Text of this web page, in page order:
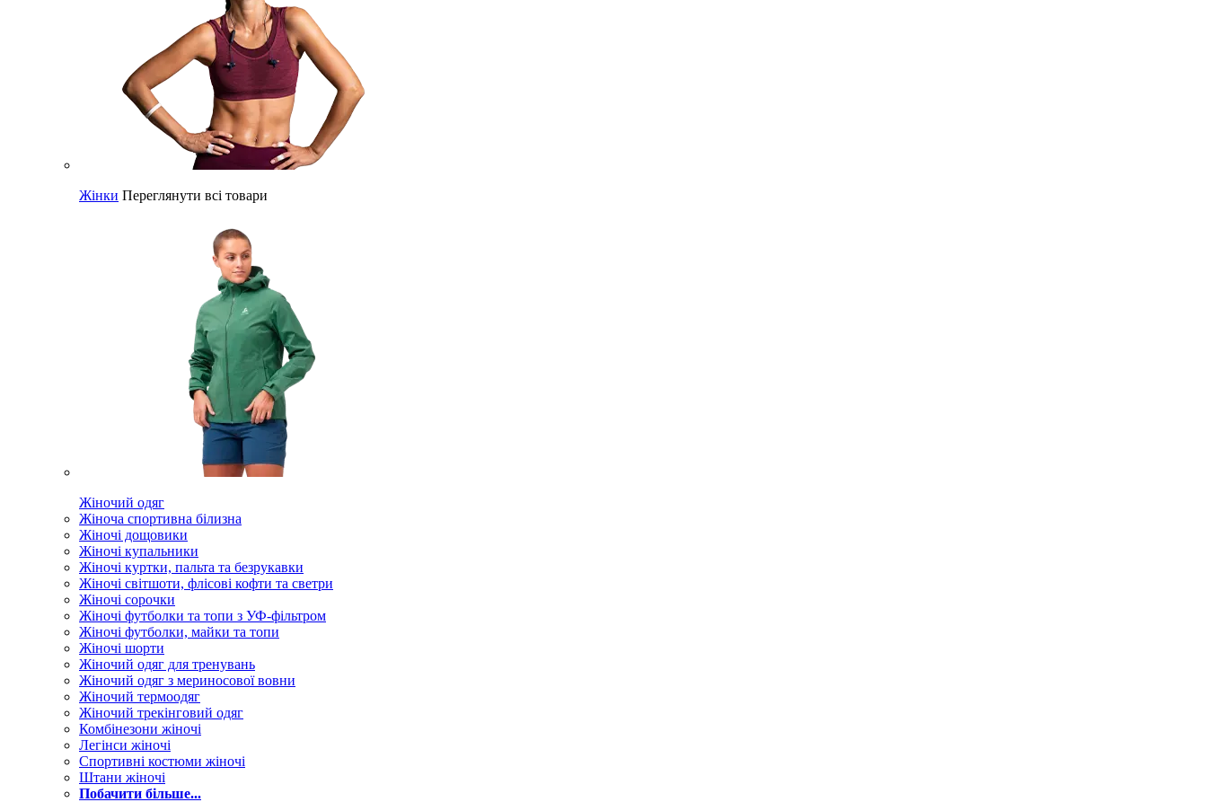
Жінки Переглянути всі товари
Жіночий одяг
Жіноча спортивна білизна
Жіночі дощовики
Жіночі купальники
Жіночі куртки, пальта та безрукавки
Жіночі світшоти, флісові кофти та светри
Жіночі сорочки
Жіночі футболки та топи з УФ-фільтром
Жіночі футболки, майки та топи
Жіночі шорти
Жіночий одяг для тренувань
Жіночий одяг з мериносової вовни
Жіночий термоодяг
Жіночий трекінговий одяг
Комбінезони жіночі
Легінси жіночі
Спортивні костюми жіночі
Штани жіночі
Побачити більше...